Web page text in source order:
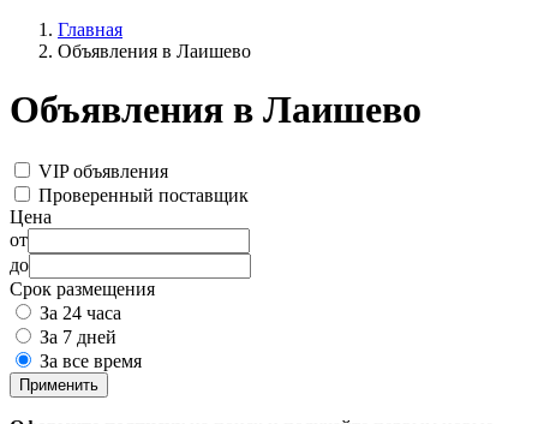
Главная
Объявления в Лаишево
Объявления в Лаишево
VIP объявления
Проверенный поставщик
Цена
от
до
Срок размещения
За 24 часа
За 7 дней
За все время
Применить